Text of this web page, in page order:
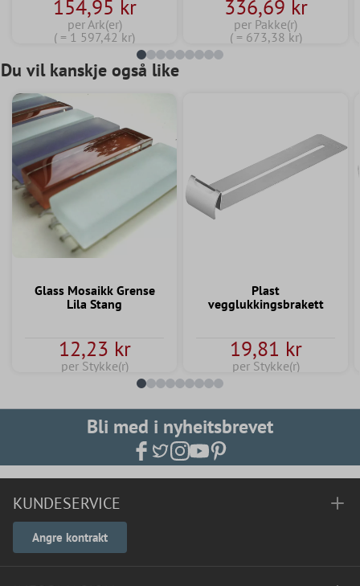
154,95 kr
per Ark(er)
( = 1 597,42 kr)
336,69 kr
per Pakke(r)
( = 673,38 kr)
Du vil kanskje også like
Glass Mosaikk Grense
Lila Stang
12,23 kr
per Stykke(r)
Plast
vegglukkingsbrakett
19,81 kr
per Stykke(r)
Bli med i nyheitsbrevet
KUNDESERVICE
Angre kontrakt